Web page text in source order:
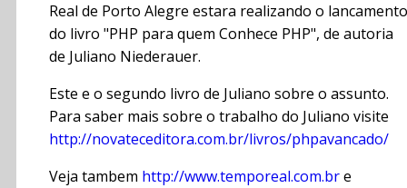
Real de Porto Alegre estara realizando o lancamento
do livro "PHP para quem Conhece PHP", de autoria
de Juliano Niederauer.
Este e o segundo livro de Juliano sobre o assunto.
Para saber mais sobre o trabalho do Juliano visite
http://novateceditora.com.br/livros/phpavancado/
Veja tambem http://www.temporeal.com.bre